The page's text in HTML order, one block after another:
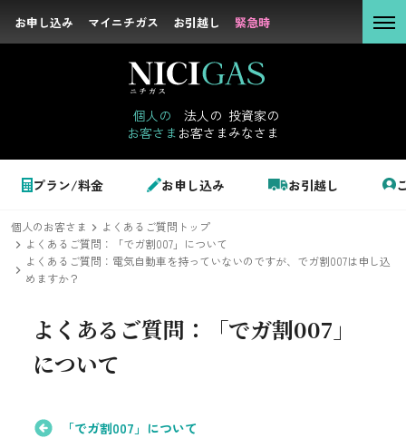
お申し込み マイニチガス お引越し 緊急時
個人の
お客さま
法人の
お客さま
投資家の
みなさま
プラン/料金 お申し込み お引越し
お申し込み マイニチガス お引越し 緊急時
個人のお客さま
LPガス＋でんき
料金
シミュレーション
お客さま
サステナビリテ
ィ
個人のお客さま
よくあるご質問トップ
よくあるご質問：「でガ割007」について
よくあるご質問：電気自動車を持っていないのですが、でガ割007は申し込
めますか？
よくあるご質問：
「でガ割007」
について
「でガ割007」について